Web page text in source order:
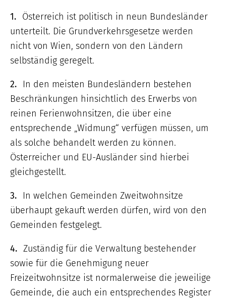
1. Österreich ist politisch in neun Bundesländer
unterteilt. Die Grundverkehrsgesetze werden
nicht von Wien, sondern von den Ländern
selbständig geregelt.
2.
In den meisten Bundesländern bestehen
Beschränkungen hinsichtlich des Erwerbs von
reinen Ferienwohnsitzen, die über eine
entsprechende „Widmung“ verfügen müssen, um
als solche behandelt werden zu können.
Österreicher und EU-Ausländer sind hierbei
gleichgestellt.
3.
In welchen Gemeinden Zweitwohnsitze
überhaupt gekauft werden dürfen, wird von den
Gemeinden festgelegt.
4. Zuständig für die Verwaltung bestehender
sowie für die Genehmigung neuer
Freizeitwohnsitze ist normalerweise die jeweilige
Gemeinde, die auch ein entsprechendes Register